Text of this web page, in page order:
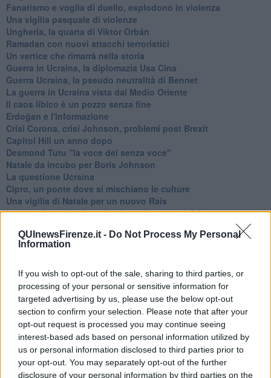
QUInewsFirenze.it - Do Not Process My Personal
Information
If you wish to opt-out of the sale, sharing to third parties, or
processing of your personal or sensitive information for
targeted advertising by us, please use the below opt-out
section to confirm your selection. Please note that after your
opt-out request is processed you may continue seeing
interest-based ads based on personal information utilized by
us or personal information disclosed to third parties prior to
your opt-out. You may separately opt-out of the further
disclosure of your personal information by third parties on the
Fanatismo e voglia di duello, esplodono in violenza
Una vigilia pasquale di violenze
Ungheria, la quarta di Viktor Orbán
Ramadan con nuovi attacchi terroristici
Un vertice che rimarrà nella storia
Guerra in Ucraina, la diplomazia Usa Cina
Guerra Ucraina, la pseudo neutralità di Bennet
La guerra in Ucraina vista dal Medio Oriente
​Il caos libico è un pozzo senza fine
Erdoğan e l'informazione
Crisi Corona, crisi Johnson, problemi post Brexit
Capitol Hill un anno dopo
Desmond Tutu "la voce dei senza voce"
Natale da incubo per Boris Johnson
La questione Ucraina
Cipro, un ponte dove si mischiano le culture
Una vigilia di Natale per un nuovo Rais
La questione israelo-palestinese ignorata dal G20
Libano, collasso economico e guerra civile
Johnson, da Trump a Biden alla Brexit
Biden, primo presidente USA non in guerra
Papa Bergoglio vedrà Viktor Orbán
Bennet, un giorno in attesa di Biden
Il ritorno dei talebani
​La lenta agonia del Libano
Sudafrica, è allarme alimentare
Usa di nuovo al centro della geopolitica internazionale
L’appuntamento di Israele con il cambiamento
La farsa delle elezioni in Siria